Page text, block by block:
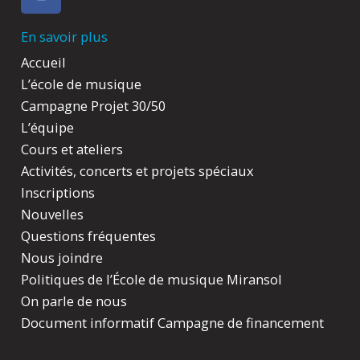
c
e
b
o
o
k
En savoir plus
Accueil
L’école de musique
Campagne Projet 30/50
L’équipe
Cours et ateliers
Activités, concerts et projets spéciaux
Inscriptions
Nouvelles
Questions fréquentes
Nous joindre
Politiques de l’École de musique Miransol
On parle de nous
Document informatif Campagne de financement